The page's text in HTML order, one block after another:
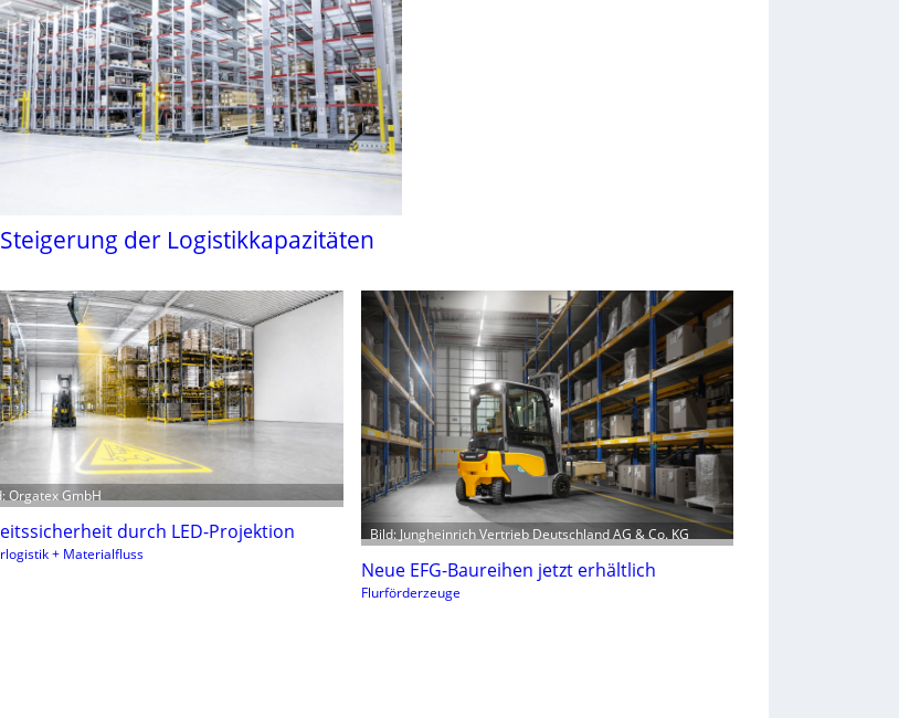
Steigerung der Logistikkapazitäten
Orgatex GmbH
durch LED-Projektion
+ Materialfluss
Bild: Jungheinrich Vertrieb Deutschland AG & Co. KG
Neue EFG-Baureihen jetzt erhältlich
Flurförderzeuge